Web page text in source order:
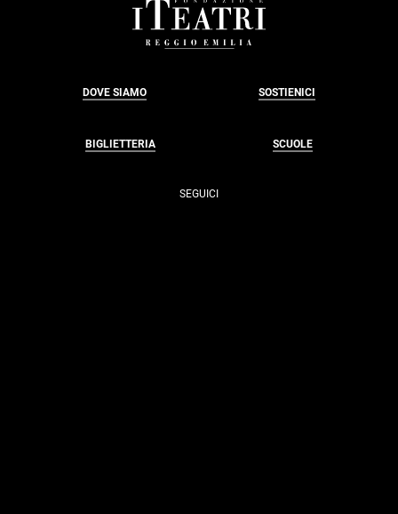
DOVE SIAMO SOSTIENICI
BIGLIETTERIA SCUOLE
SEGUICI